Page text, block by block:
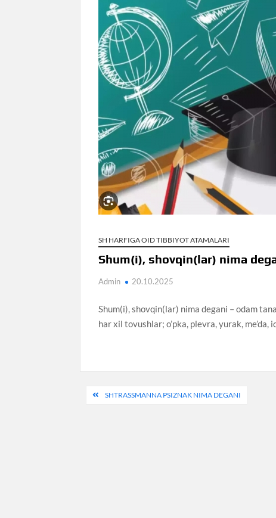
SH HARFIGA OID TIBBIYOT ATAMALARI
Shum(i), shovqin(lar) nima
Admin 20.10.2025
Shum(i), shovqin(lar) nima degani – odam
har xil tovushlar; o’pka, plevra, yurak,
PostSHTRASSMANNA PSIZNAK NIMA DEGANI